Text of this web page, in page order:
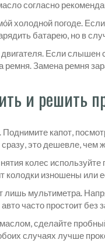
согласно
холодной погоде.
батарею, но в
Если слышен
Замена ремня
и решить
Поднимите капот,
это дешевле, чем
колес
колодки изношены или
лишь мультиметра.
часто простоит без
сделайте
случаях лучше